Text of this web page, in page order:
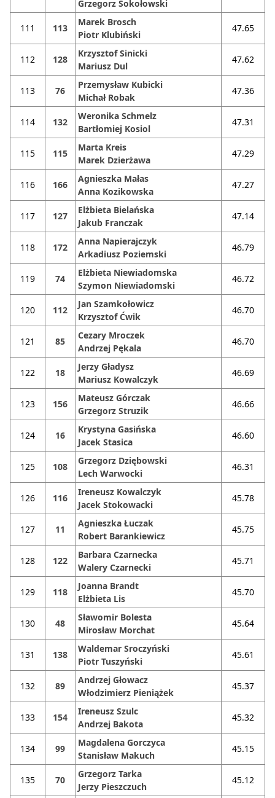
Grzegorz Sokołowski
111 113
Marek Brosch
Piotr Klubiński
47.65
112 128
Krzysztof Sinicki
Mariusz Dul
47.62
113 76
Przemysław Kubicki
Michał Robak
47.36
114 132
Weronika Schmelz
Bartłomiej Kosiol
47.31
115 115
Marta Kreis
Marek Dzierżawa
47.29
116 166
Agnieszka Małas
Anna Kozikowska
47.27
117 127
Elżbieta Bielańska
Jakub Franczak
47.14
118 172
Anna Napierajczyk
Arkadiusz Poziemski
46.79
119 74
Elżbieta Niewiadomska
Szymon Niewiadomski
46.72
120 112
Jan Szamkołowicz
Krzysztof Ćwik
46.70
121 85
Cezary Mroczek
Andrzej Pękala
46.70
122 18
Jerzy Gładysz
Mariusz Kowalczyk
46.69
123 156
Mateusz Górczak
Grzegorz Struzik
46.66
124 16
Krystyna Gasińska
Jacek Stasica
46.60
125 108
Grzegorz Dziębowski
Lech Warwocki
46.31
126 116
Ireneusz Kowalczyk
Jacek Stokowacki
45.78
127 11
Agnieszka Łuczak
Robert Barankiewicz
45.75
128 122
Barbara Czarnecka
Walery Czarnecki
45.71
129 118
Joanna Brandt
Elżbieta Lis
45.70
130 48
Sławomir Bolesta
Mirosław Morchat
45.64
131 138
Waldemar Sroczyński
Piotr Tuszyński
45.61
132 89
Andrzej Głowacz
Włodzimierz Pieniążek
45.37
133 154
Ireneusz Szulc
Andrzej Bakota
45.32
134 99
Magdalena Gorczyca
Stanisław Makuch
45.15
135 70
Grzegorz Tarka
Jerzy Pieszczuch
45.12